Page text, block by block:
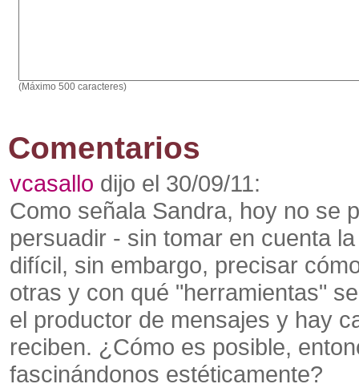
(Máximo 500 caracteres)
Comentarios
vcasallo dijo el 30/09/11:
Como señala Sandra, hoy no se
persuadir - sin tomar en cuenta
difícil, sin embargo, precisar
otras y con qué "herramientas"
el productor de mensajes y hay
reciben. ¿Cómo es posible,
fascinándonos estéticamente?